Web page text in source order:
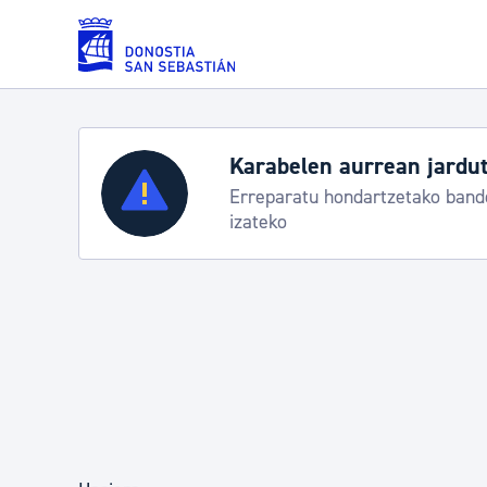
Eduki nagusira joan
Zerbitzuak
Errolda eta gai pertsonalak
protokoloa
banderei egoeraren berri